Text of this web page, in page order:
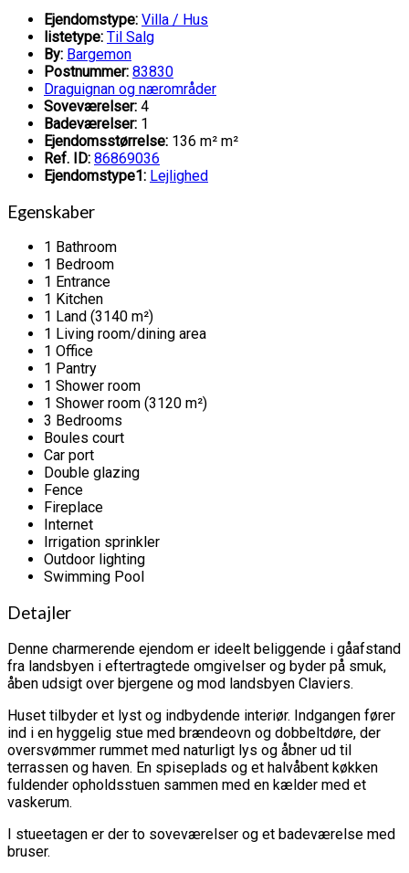
Ejendomstype: Villa / Hus
listetype: Til Salg
By: Bargemon
Postnummer: 83830
Draguignan og nærområder
Soveværelser: 4
Badeværelser: 1
Ejendomsstørrelse: 136 m² m²
Ref. ID: 86869036
Ejendomstype1: Lejlighed
Egenskaber
1 Bathroom
1 Bedroom
1 Entrance
1 Kitchen
1 Land (3140 m²)
1 Living room/dining area
1 Office
1 Pantry
1 Shower room
1 Shower room (3120 m²)
3 Bedrooms
Boules court
Car port
Double glazing
Fence
Fireplace
Internet
Irrigation sprinkler
Outdoor lighting
Swimming Pool
Detajler
Denne charmerende ejendom er ideelt beliggende i gåafstand
fra landsbyen i eftertragtede omgivelser og byder på smuk,
åben udsigt over bjergene og mod landsbyen Claviers.
Huset tilbyder et lyst og indbydende interiør. Indgangen fører
ind i en hyggelig stue med brændeovn og dobbeltdøre, der
oversvømmer rummet med naturligt lys og åbner ud til
terrassen og haven. En spiseplads og et halvåbent køkken
fuldender opholdsstuen sammen med en kælder med et
vaskerum.
I stueetagen er der to soveværelser og et badeværelse med
bruser.